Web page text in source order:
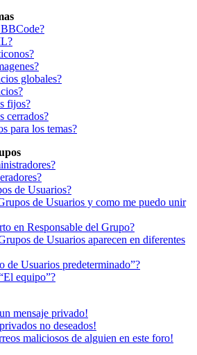
globales?
fijos?
cerrados?
para los temas?
de Usuarios?
de Usuarios y como me puedo unir
en Responsable del Grupo?
de Usuarios aparecen en diferentes
de Usuarios predeterminado”?
equipo”?
mensaje privado!
no deseados!
maliciosos de alguien en este foro!